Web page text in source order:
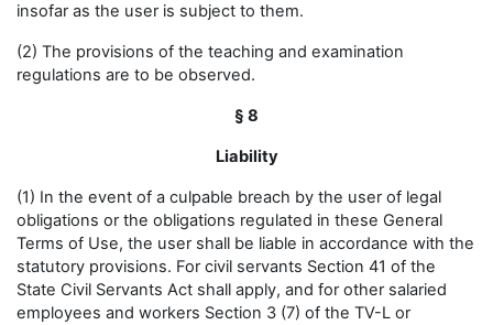
insofar as the user is subject to them.
(2) The provisions of the teaching and examination
regulations are to be observed.
§ 8
Liability
(1) In the event of a culpable breach by the user of legal
obligations or the obligations regulated in these General
Terms of Use, the user shall be liable in accordance with the
statutory provisions. For civil servants Section 41 of the
State Civil Servants Act shall apply, and for other salaried
employees and workers Section 3 (7) of the TV-L or